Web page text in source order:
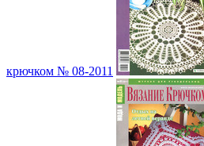
крючком № 08-2011